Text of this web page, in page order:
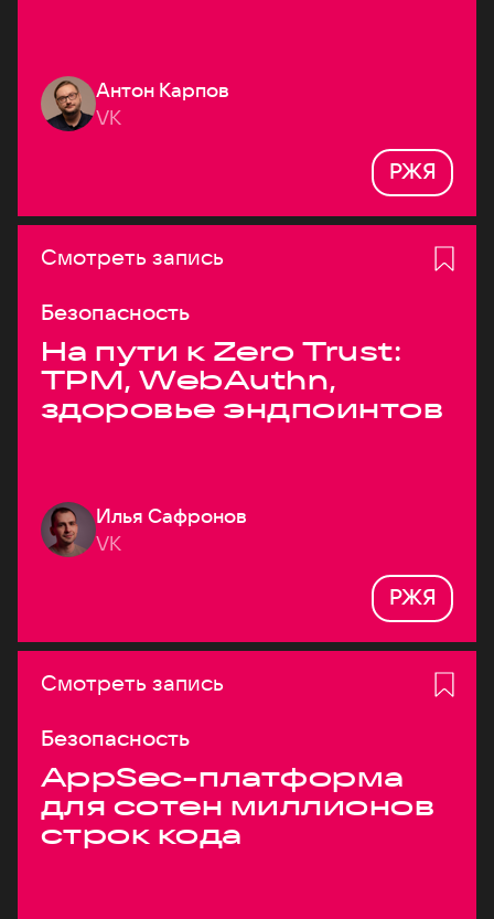
Антон Карпов
VK
РЖЯ
Смотреть запись
Безопасность
На пути к Zero Trust:
TPM, WebAuthn,
здоровье эндпоинтов
Илья Сафронов
VK
РЖЯ
Смотреть запись
Безопасность
AppSec-платформа
для сотен миллионов
строк кода